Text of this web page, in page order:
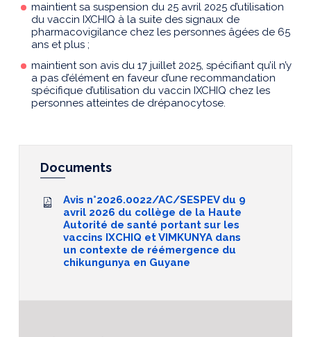
maintient sa suspension du 25 avril 2025 d’utilisation
du vaccin IXCHIQ à la suite des signaux de
pharmacovigilance chez les personnes âgées de 65
ans et plus ;
maintient son avis du 17 juillet 2025, spécifiant qu’il n’y
a pas d’élément en faveur d’une recommandation
spécifique d’utilisation du vaccin IXCHIQ chez les
personnes atteintes de drépanocytose.
Documents
Avis n°2026.0022/AC/SESPEV du 9
avril 2026 du collège de la Haute
Autorité de santé portant sur les
vaccins IXCHIQ et VIMKUNYA dans
un contexte de réémergence du
chikungunya en Guyane